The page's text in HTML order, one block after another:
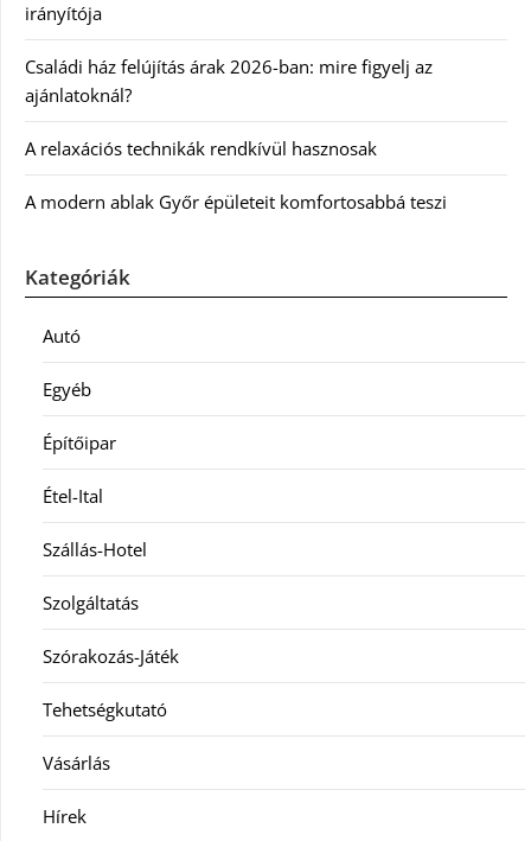
irányítója
Családi ház felújítás árak 2026-ban: mire figyelj az
ajánlatoknál?
A relaxációs technikák rendkívül hasznosak
A modern ablak Győr épületeit komfortosabbá teszi
Kategóriák
Autó
Egyéb
Építőipar
Étel-Ital
Szállás-Hotel
Szolgáltatás
Szórakozás-Játék
Tehetségkutató
Vásárlás
Hírek